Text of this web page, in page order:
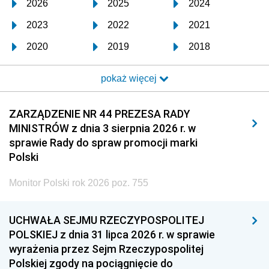
2026 2025 2024
2023 2022 2021
2020 2019 2018
2017 2016 2015
2014 2013 2012
2011 2010 2009
2008 2007 2006
2005
1996 1995 1994
1993 1992 1991
1990 1989
pokaż więcej
ZARZĄDZENIE NR 44 PREZESA RADY
MINISTRÓW z dnia 3 sierpnia 2026 r. w
sprawie Rady do spraw promocji marki
Polski
Monitor Polski rok 2026 poz. 755
UCHWAŁA SEJMU RZECZYPOSPOLITEJ
POLSKIEJ z dnia 31 lipca 2026 r. w sprawie
wyrażenia przez Sejm Rzeczypospolitej
Polskiej zgody na pociągnięcie do